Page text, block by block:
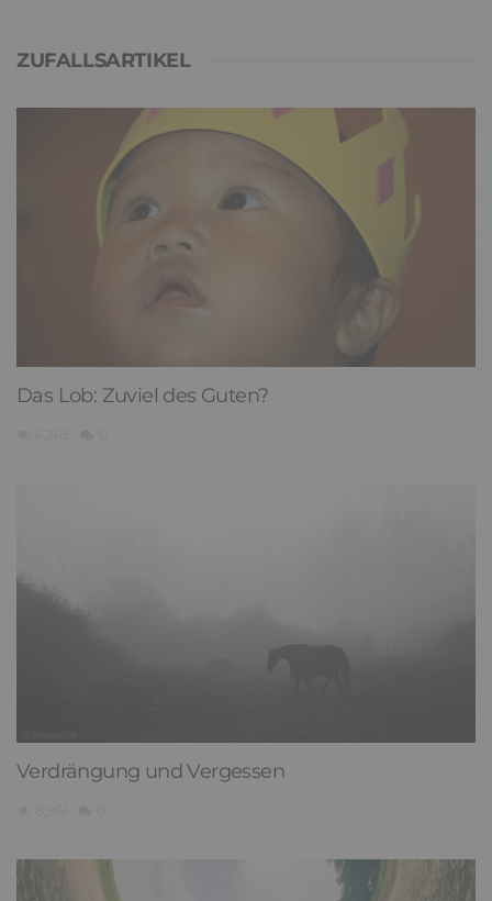
ZUFALLSARTIKEL
Das Lob: Zuviel des Guten?
Verdrängung und Vergessen